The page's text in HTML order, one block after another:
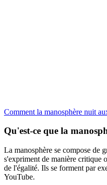
Comment la manosphère nuit
Qu'est-ce que la
La manosphère se compose de
s'expriment de manière critique
de l'égalité. Ils se forment par
YouTube.